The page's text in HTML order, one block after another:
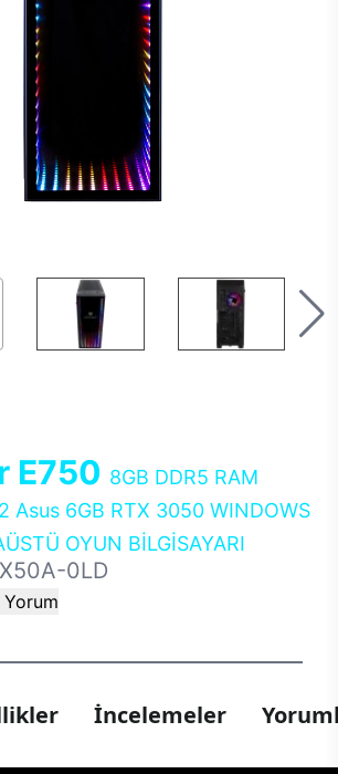
E750 8GB DDR5 RAM
Asus 6GB RTX 3050 WINDOWS
OYUN BİLGİSAYARI
0LD
Yorum
İncelemeler